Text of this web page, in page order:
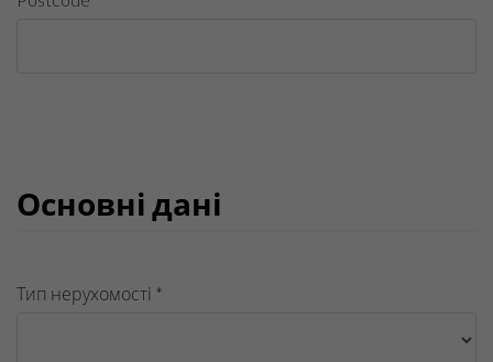
Основні дані
Тип нерухомості *